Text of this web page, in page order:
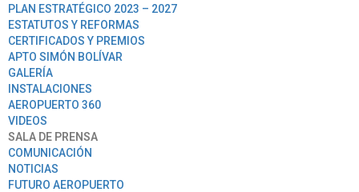
PLAN ESTRATÉGICO 2023 – 2027
ESTATUTOS Y REFORMAS
CERTIFICADOS Y PREMIOS
APTO SIMÓN BOLÍVAR
GALERÍA
INSTALACIONES
AEROPUERTO 360
VIDEOS
SALA DE PRENSA
COMUNICACIÓN
NOTICIAS
FUTURO AEROPUERTO